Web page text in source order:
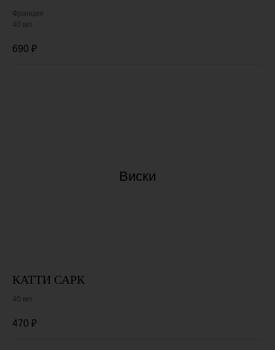
Франция
40 мл
690 ₽
Виски
КАТТИ САРК
40 мл
470 ₽